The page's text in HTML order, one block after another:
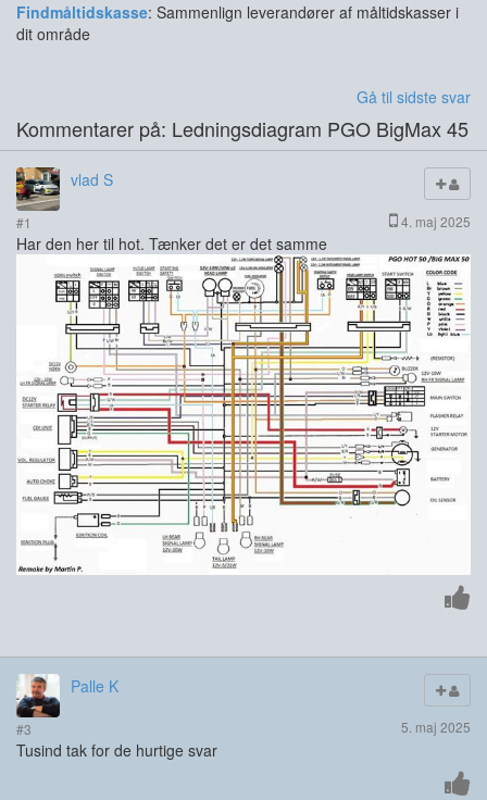
Findmåltidskasse: Sammenlign leverandører af måltidskasser i
dit område
Gå til sidste svar
Kommentarer på: Ledningsdiagram PGO BigMax 45
vlad S
#1 4. maj 2025
Har den her til hot. Tænker det er det samme
Palle K
#3 5. maj 2025
Tusind tak for de hurtige svar